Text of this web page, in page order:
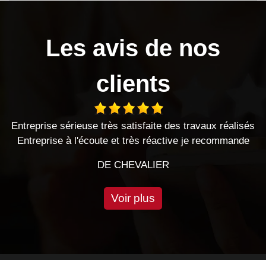
Les avis de nos
clients
satisfaite des travaux réalisés
très réactive je recommande
Le Hasard a bien
professionnels,
Voir plus